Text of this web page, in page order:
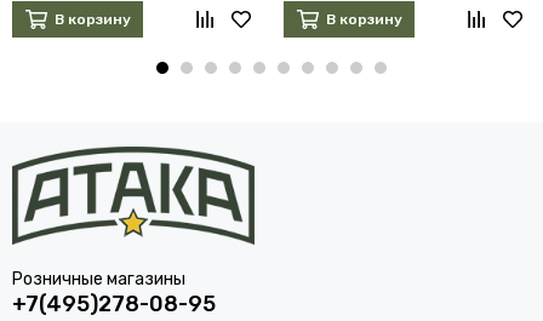
В корзину В корзину
Розничные магазины
+7(495)278-08-95